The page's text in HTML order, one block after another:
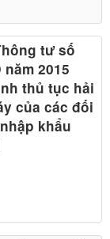
tư số
năm 2015
thủ tục hải
của các đối
khẩu